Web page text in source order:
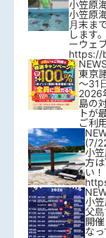
小笠原
小笠原
月末ま
します
ーウェ
https://
NEWS
東京
～31
2026
島の
トが
ご利
(7/
小
方
い！
小
父
開
な